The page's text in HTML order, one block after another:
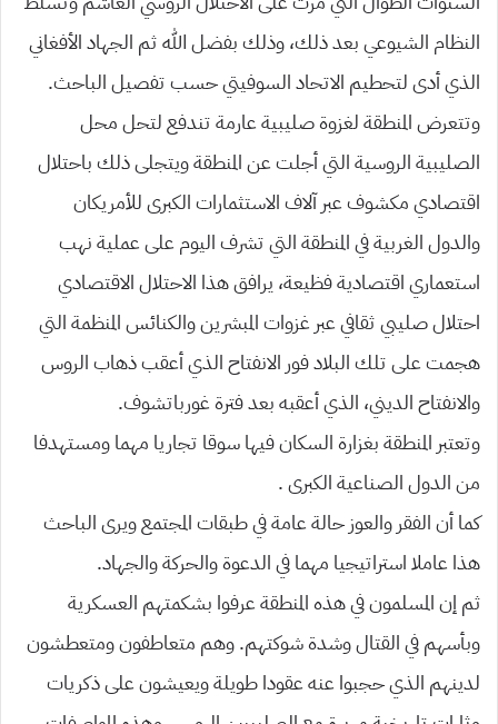
النظام الشيوعي بعد ذلك، وذلك بفضل الله ثم الجهاد الأفغاني
الذي أدى لتحطيم الاتحاد السوفيتي حسب تفصيل الباحث.
وتتعرض المنطقة لغزوة صليبية عارمة تندفع لتحل محل
الصليبية الروسية التي أجلت عن المنطقة ويتجلى ذلك باحتلال
اقتصادي مكشوف عبر آلاف الاستثمارات الكبرى للأمريكان
والدول الغربية في المنطقة التي تشرف اليوم على عملية نهب
استعماري اقتصادية فظيعة، يرافق هذا الاحتلال الاقتصادي
احتلال صليبي ثقافي عبر غزوات المبشرين والكنائس المنظمة التي
هجمت على تلك البلاد فور الانفتاح الذي أعقب ذهاب الروس
والانفتاح الديني، الذي أعقبه بعد فترة غورباتشوف.
وتعتبر المنطقة بغزارة السكان فيها سوقا تجاريا مهما ومستهدفا
من الدول الصناعية الكبرى .
كما أن الفقر والعوز حالة عامة في طبقات المجتمع ويرى الباحث
هذا عاملا استراتيجيا مهما في الدعوة والحركة والجهاد.
ثم إن المسلمون في هذه المنطقة عرفوا بشكمتهم العسكرية
وبأسهم في القتال وشدة شوكتهم. وهم متعاطفون ومتعطشون
لدينهم الذي حجبوا عنه عقودا طويلة ويعيشون على ذكريات